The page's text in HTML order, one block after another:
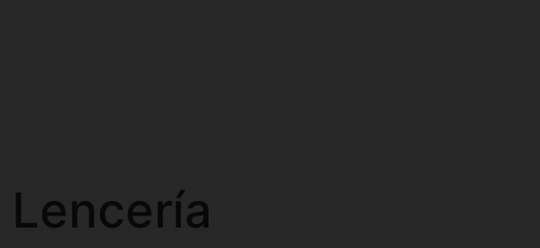
Lencería